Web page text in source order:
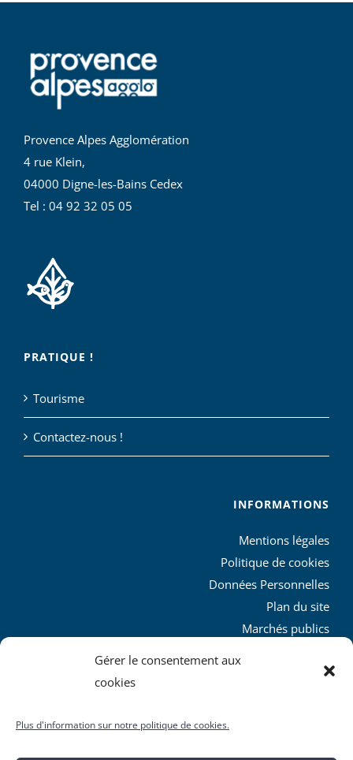
Gérer le consentement aux
cookies
Plus d'information sur notre politique de cookies.
Provence Alpes Agglomération
4 rue Klein,
04000 Digne-les-Bains Cedex
Tel : 04 92 32 05 05
PRATIQUE !
Tourisme
Contactez-nous !
INFORMATIONS
Mentions légales
Politique de cookies
Données Personnelles
Plan du site
Marchés publics
L’agglo recrute